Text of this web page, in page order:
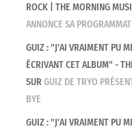
CHRONIQUES
MACADAM
ROCK | THE MORNING
ANNONCE SA
GUIZ : "J'AI VRAIMENT PU
ÉCRIVANT CET ALBUM" -
SURGUIZ DE TRYO
BYE
GUIZ : "J'AI VRAIMENT PU